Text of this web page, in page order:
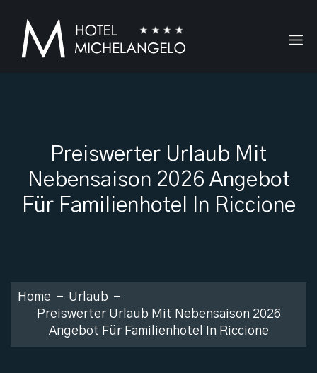
Preiswerter Urlaub Mit
Nebensaison 2026 Angebot
Für Familienhotel In Riccione
Home
Urlaub
Preiswerter Urlaub Mit Nebensaison 2026
Angebot Für Familienhotel In Riccione